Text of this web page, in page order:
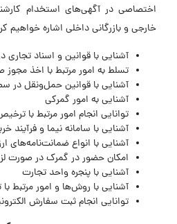
اختصاصی در آگهی‌های استخدام
خارجی و بازرگانی داخلی اشاره خواهیم
آشنایی با قوانین و اسناد تجاری
تسلط به امور مرتبط با اخذ مجوز
آشنایی با قوانین حمل‌ونقل در
آشنایی به امور گمرکی
توانایی انجام امور مرتبط با
آشنایی با سامانه نیما و فرآیند
آشنایی با انواع ضمانت‌نامه‌های
امکان حضور در گمرک در صورت
آشنایی با پنجره واحد تجارت
آشنایی با روش‌ها و امور مرتبط
توانایی انجام ثبت سفارش